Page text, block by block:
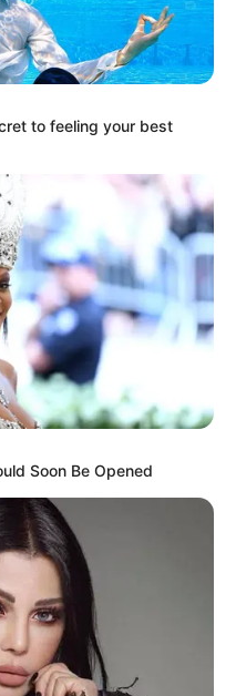
to feeling your best
Soon Be Opened